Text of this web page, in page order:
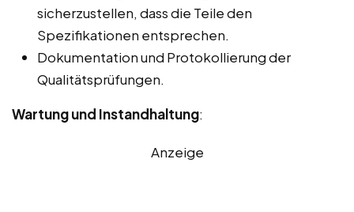
sicherzustellen, dass die Teile den
Spezifikationen entsprechen.
Dokumentation und Protokollierung der
Qualitätsprüfungen.
Wartung und Instandhaltung:
Anzeige